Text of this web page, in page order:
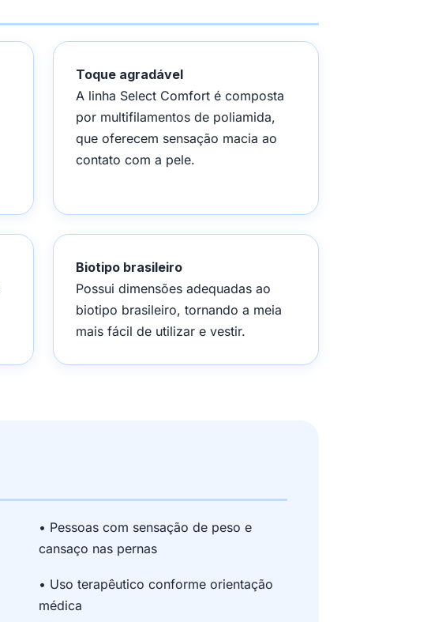
Toque agradável
A linha Select Comfort é composta
por multifilamentos de poliamida,
que oferecem sensação macia ao
contato com a pele.
Biotipo brasileiro
Possui dimensões adequadas ao
biotipo brasileiro, tornando a meia
mais fácil de utilizar e vestir.
• Pessoas com sensação de peso e
cansaço nas pernas
• Uso terapêutico conforme orientação
médica